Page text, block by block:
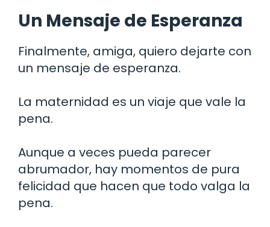
Un Mensaje de Esperanza
Finalmente, amiga, quiero dejarte con
un mensaje de esperanza.
La maternidad es un viaje que vale la
pena.
Aunque a veces pueda parecer
abrumador, hay momentos de pura
felicidad que hacen que todo valga la
pena.